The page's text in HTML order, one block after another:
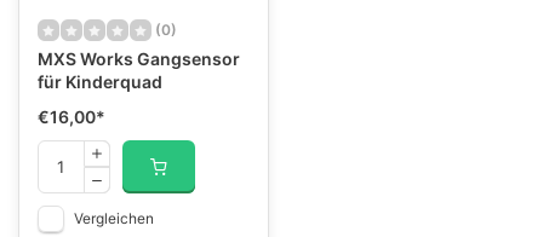
(0)
MXS Works Gangsensor
für Kinderquad
€16,00*
Vergleichen